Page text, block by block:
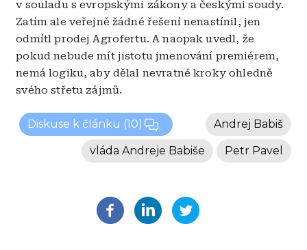
v souladu s evropskými zákony a českými soudy.
Zatím ale veřejně žádné řešení nenastínil, jen
odmítl prodej Agrofertu. A naopak uvedl, že
pokud nebude mít jistotu jmenování premiérem,
nemá logiku, aby dělal nevratné kroky ohledně
svého střetu zájmů.
Diskuse k článku (10) Andrej Babiš
Petr Pavel
vláda Andreje Babiše